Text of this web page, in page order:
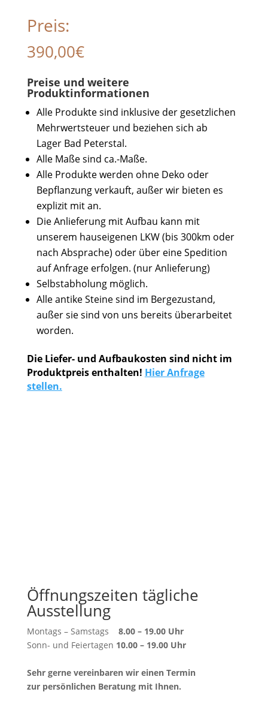
Preis:
390,00€
Preise und weitere
Produktinformationen
Alle Produkte sind inklusive der gesetzlichen
Mehrwertsteuer und beziehen sich ab
Lager Bad Peterstal.
Alle Maße sind ca.-Maße.
Alle Produkte werden ohne Deko oder
Bepflanzung verkauft, außer wir bieten es
explizit mit an.
Die Anlieferung mit Aufbau kann mit
unserem hauseigenen LKW (bis 300km oder
nach Absprache) oder über eine Spedition
auf Anfrage erfolgen. (nur Anlieferung)
Selbstabholung möglich.
Alle antike Steine sind im Bergezustand,
außer sie sind von uns bereits überarbeitet
worden.
Die Liefer- und Aufbaukosten sind nicht im
Produktpreis enthalten! Hier Anfrage
stellen.
Öffnungszeiten tägliche
Ausstellung
Montags – Samstags 8.00 – 19.00 Uhr
Sonn- und Feiertagen 10.00 – 19.00 Uhr
Sehr gerne vereinbaren wir einen Termin
zur persönlichen Beratung mit Ihnen.